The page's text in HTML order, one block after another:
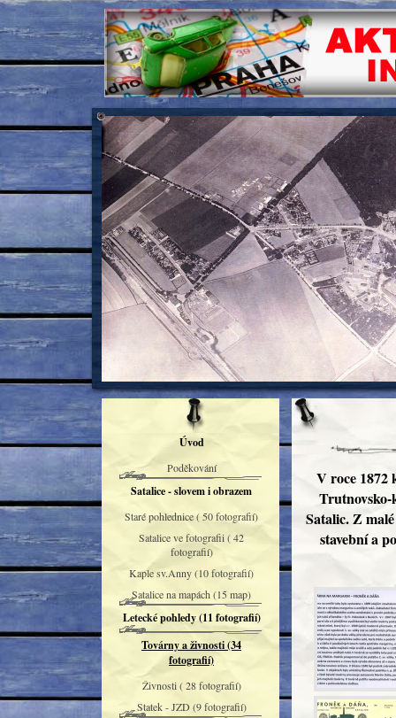
V roce 1872
Trutnovsko-
Satalic. Z
stavební a
Úvod
Poděkování
Satalice - slovem i obrazem
Staré pohlednice ( 50 fotografií)
Satalice ve fotografii ( 42
fotografií)
Kaple sv.Anny (10 fotografií)
Satalice na mapách (15 map)
Letecké pohledy (11 fotografií)
Továrny a živnosti (34
fotografií)
Živnosti ( 28 fotografií)
Statek - JZD (9 fotografií)